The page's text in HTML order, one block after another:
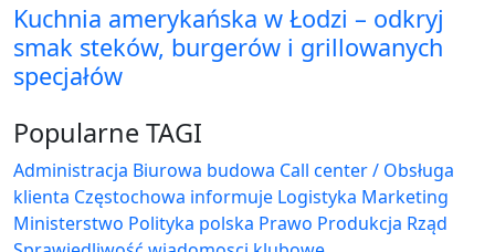
Kuchnia amerykańska w Łodzi – odkryj
smak steków, burgerów i grillowanych
specjałów
Popularne TAGI
Administracja Biurowa budowa Call center / Obsługa
klienta Częstochowa informuje Logistyka Marketing
Ministerstwo Polityka polska Prawo Produkcja Rząd